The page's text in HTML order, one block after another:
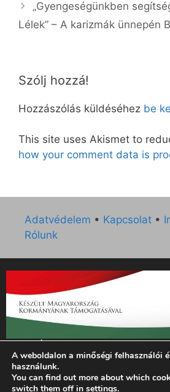
„Gyengeségünkben
Lélek” – A karizmák ünnepén
Szólj hozzá!
Hozzászólás küldéséhez be
This site uses Akismet to
how your comment data is
Adatvédelem • Kapcsolat •
Rólunk
„Az Új Ember katolikus hetilap
támogatását az EGYH-KCP-14-
szerződés keretében 3 000 000 Ft
Emberi Erőforrások
A weboldalon a minőségi felhasználói
használunk.
You can find out more about which
switch them off in settings.